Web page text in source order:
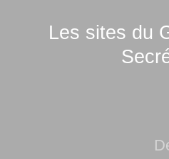
Les sites du